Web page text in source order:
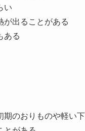
い
が出ることがある
ある
のおりものや軽い下